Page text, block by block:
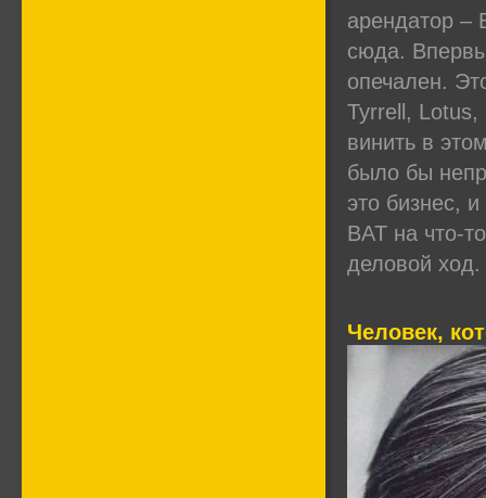
арендатор –
сюда.
опечален.
Tyrrell,
винить в
было бы
это бизнес,
BAT на что-
деловой
Человек,